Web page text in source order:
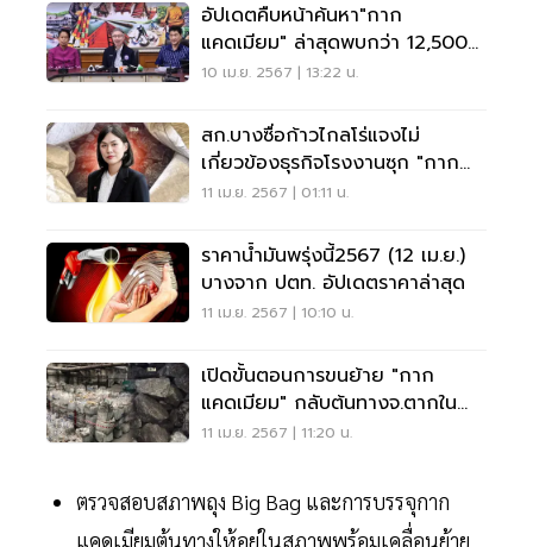
อัปเดตคืบหน้าค้นหา"กาก
แคดเมียม" ล่าสุดพบกว่า 12,500
ตัน
10 เม.ย. 2567 | 13:22 น.
สก.บางซื่อก้าวไกลโร่แจงไม่
เกี่ยวข้องธุรกิจโรงงานซุก "กาก
แคดเมียม" 150 ตัน
11 เม.ย. 2567 | 01:11 น.
ราคาน้ำมันพรุ่งนี้2567 (12 เม.ย.)
บางจาก ปตท. อัปเดตราคาล่าสุด
11 เม.ย. 2567 | 10:10 น.
เปิดขั้นตอนการขนย้าย "กาก
แคดเมียม" กลับต้นทางจ.ตากใน
30 เม.ย.
11 เม.ย. 2567 | 11:20 น.
ตรวจสอบสภาพถุง Big Bag และการบรรจุกาก
แคดเมียมต้นทางให้อยู่ในสภาพพร้อมเคลื่อนย้าย